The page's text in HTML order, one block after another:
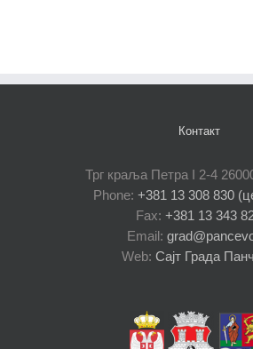
Контакт
Трг краља Петра I 2-4
Phone: +381 13 308 830
Fax: +381 13 343
Email:
Web: Сајт Града